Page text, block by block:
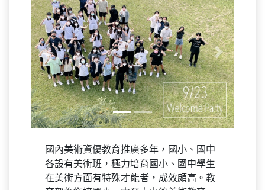
Previous Next
國內美術資優教育推廣多年，國小、國中
各設有美術班，極力培育國小、國中學生
在美術方面有特殊才能者，成效頗高。教